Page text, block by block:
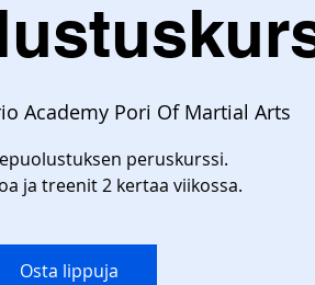
Academy Pori Of Martial Arts
peruskurssi.
ja treenit 2 kertaa viikossa.
Osta lippuja